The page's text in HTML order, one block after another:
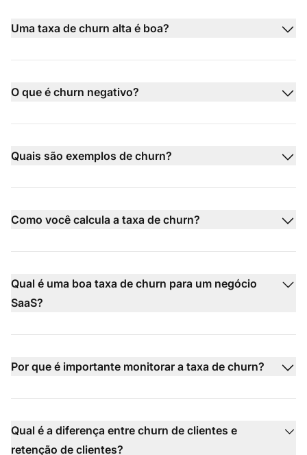
Uma taxa de churn alta é boa?
O que é churn negativo?
Quais são exemplos de churn?
Como você calcula a taxa de churn?
Qual é uma boa taxa de churn para um negócio
SaaS?
Por que é importante monitorar a taxa de churn?
Qual é a diferença entre churn de clientes e
retenção de clientes?